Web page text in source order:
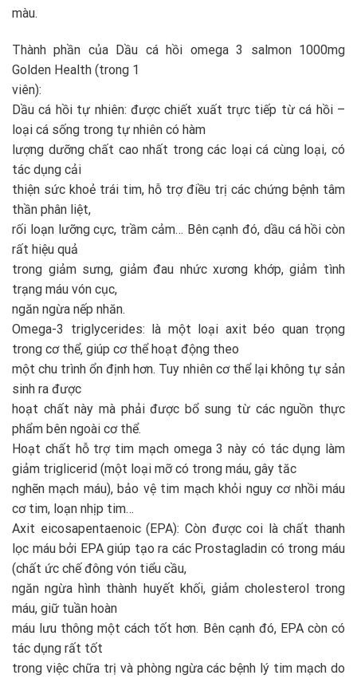
màu.
Thành phần của Dầu cá hồi omega 3 salmon 1000mg
Golden Health (trong 1
viên):
Dầu cá hồi tự nhiên: được chiết xuất trực tiếp từ cá hồi –
loại cá sống trong tự nhiên có hàm
lượng dưỡng chất cao nhất trong các loại cá cùng loại, có
tác dụng cải
thiện sức khoẻ trái tim, hỗ trợ điều trị các chứng bệnh tâm
thần phân liệt,
rối loạn lưỡng cực, trầm cảm… Bên cạnh đó, dầu cá hồi còn
rất hiệu quả
trong giảm sưng, giảm đau nhức xương khớp, giảm tình
trạng máu vón cục,
ngăn ngừa nếp nhăn.
Omega-3 triglycerides: là một loại axit béo quan trọng
trong cơ thể, giúp cơ thể hoạt động theo
một chu trình ổn định hơn. Tuy nhiên cơ thể lại không tự sản
sinh ra được
hoạt chất này mà phải được bổ sung từ các nguồn thực
phẩm bên ngoài cơ thể.
Hoạt chất hỗ trợ tim mạch omega 3 này có tác dụng làm
giảm triglicerid (một loại mỡ có trong máu, gây tăc
nghẽn mạch máu), bảo vệ tim mạch khỏi nguy cơ nhồi máu
cơ tim, loạn nhịp tim…
Axit eicosapentaenoic (EPA): Còn được coi là chất thanh
lọc máu bởi EPA giúp tạo ra các Prostagladin có trong máu
(chất ức chế đông vón tiểu cầu,
ngăn ngừa hình thành huyết khối, giảm cholesterol trong
máu, giữ tuần hoàn
máu lưu thông một cách tốt hơn. Bên cạnh đó, EPA còn có
tác dụng rất tốt
trong việc chữa trị và phòng ngừa các bệnh lý tim mạch do